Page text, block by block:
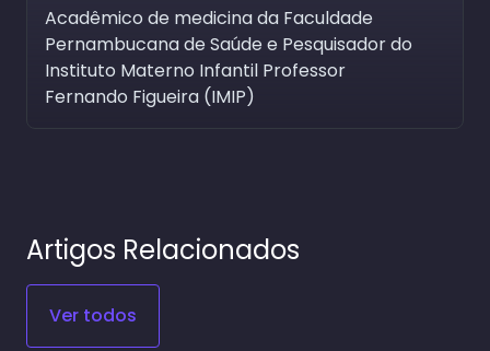
Acadêmico de medicina da Faculdade
Pernambucana de Saúde e Pesquisador do
Instituto Materno Infantil Professor
Fernando Figueira (IMIP)
Artigos Relacionados
Ver todos